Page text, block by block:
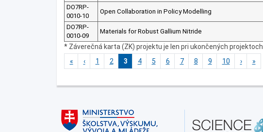
DO7RP-
0010-10
Open Collaboration in Policy Modelling
DO7RP-
0010-09
Materials for Robust Gallium Nitride
* Záverečná karta (ZK) projektu je len pri ukončených projektoch
«
‹ 1 2 3 4 5 6 7 8 9 10 › »